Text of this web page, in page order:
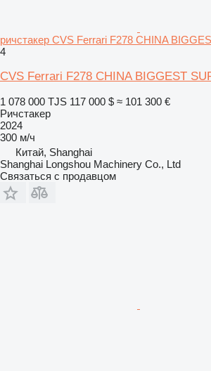
ричстакер CVS Ferrari F278 CHINA
4
CVS Ferrari F278 CHINA BIGGEST
1 078 000 TJS 117 000 $ ≈ 101 300 €
Ричстакер
2024
300 м/ч
Китай, Shanghai
Shanghai Longshou Machinery Co., Ltd
Связаться с продавцом